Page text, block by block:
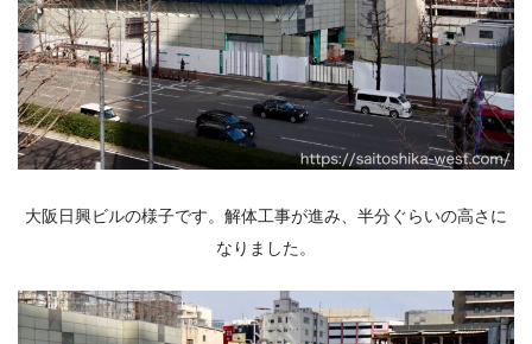
大阪日興ビルの様子です。解体工事が進み、半分ぐらいの高さに
なりました。